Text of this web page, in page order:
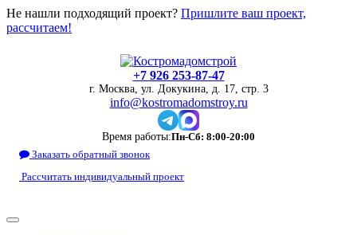
Не нашли подходящий проект? Пришлите ваш проект,
рассчитаем!
+7 926 253-87-47
г. Москва, ул. Докукина, д. 17, стр. 3
info@kostromadomstroy.ru
Время работы:Пн-Сб: 8:00-20:00
Заказать обратный звонок
Рассчитать индивидуальный проект